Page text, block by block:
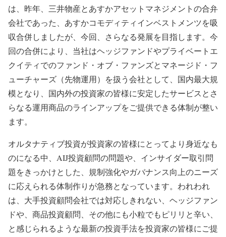
は、昨年、三井物産とあすかアセットマネジメントの合弁
会社であった、あすかコモディティインベストメンツを吸
収合併しましたが、今回、さらなる発展を目指します。今
回の合併により、当社はヘッジファンドやプライベートエ
クイティでのファンド・オブ・ファンズとマネージド・フ
ューチャーズ（先物運用）を扱う会社として、国内最大規
模となり、国内外の投資家の皆様に安定したサービスとさ
らなる運用商品のラインアップをご提供できる体制が整い
ます。
オルタナティブ投資が投資家の皆様にとってより身近なも
のになる中、AIJ投資顧問の問題や、インサイダー取引問
題をきっかけとした、規制強化やガバナンス向上のニーズ
に応えられる体制作りが急務となっています。われわれ
は、大手投資顧問会社では対応しきれない、ヘッジファン
ドや、商品投資顧問、その他にも小粒でもピリリと辛い、
と感じられるような最新の投資手法を投資家の皆様にご提